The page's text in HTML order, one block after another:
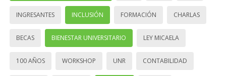
INGRESANTES INCLUSIÓN FORMACIÓN CHARLAS
BECAS BIENESTAR UNIVERSITARIO LEY MICAELA
100 AÑOS WORKSHOP UNR CONTABILIDAD